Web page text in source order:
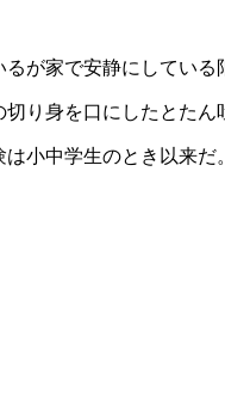
が家で安静にしている
り身を口にしたとたん
小中学生のとき以来だ。